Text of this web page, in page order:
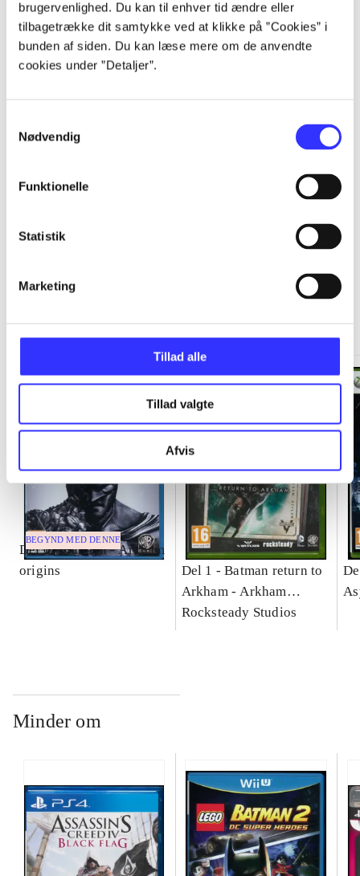
brugervenlighed. Du kan til enhver tid ændre eller
tilbagetrække dit samtykke ved at klikke på ”Cookies” i
bunden af siden. Du kan læse mere om de anvendte
cookies under ”Detaljer”.
Nødvendig
Funktionelle
Statistik
Marketing
Tillad alle
Tillad valgte
Afvis
...
...
Batman: Arkham
BEGYND MED DENNE
Del 0 -Batman - Arkham
origins
Del 1 -Batman return to
Arkham - Arkham
Asylum
Rocksteady Studios
Minder om